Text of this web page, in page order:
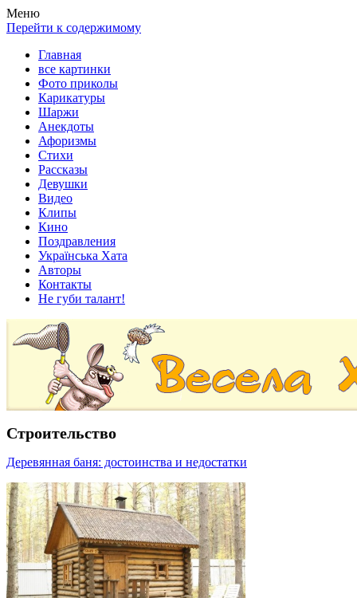
Весела хата — прикольные картинки, смешные истории,
клипы!
Покажем всем ваши фото приколы, карикатуры, шаржи, стихи,
рассказы, видео и песни!
Меню
Перейти к содержимому
Главная
все картинки
Фото приколы
Карикатуры
Шаржи
Анекдоты
Афоризмы
Стихи
Рассказы
Девушки
Видео
Клипы
Кино
Поздравления
Українська Хата
Авторы
Контакты
Не губи талант!
Строительство
Деревянная баня: достоинства и недостатки